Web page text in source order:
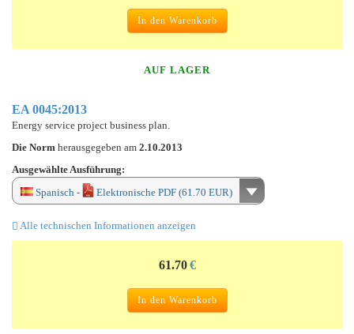
In den Warenkorb
AUF LAGER
EA 0045:2013
Energy service project business plan.
Die Norm herausgegeben am 2.10.2013
Ausgewählte Ausführung:
Spanisch -
Elektronische PDF (61.70 EUR)
Alle technischen Informationen anzeigen
61.70 €
In den Warenkorb